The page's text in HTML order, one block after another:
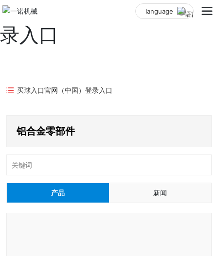
买球入口官网（中国）登
录入口
language
买球入口官网（中国）登录入口
铝合金零部件
关键词
产品 新闻